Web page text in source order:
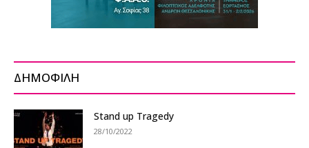
ΔΗΜΟΦΙΛΗ
Stand up Tragedy
28/10/2022